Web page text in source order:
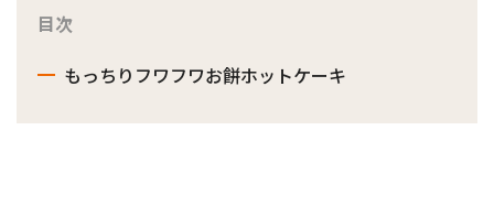
目次
もっちりフワフワお餅ホットケーキ